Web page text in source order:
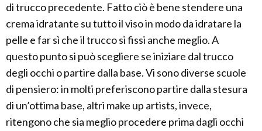
di trucco precedente. Fatto ciò è bene stendere una
crema idratante su tutto il viso in modo da idratare la
pelle e far sì che il trucco si fissi anche meglio. A
questo punto si può scegliere se iniziare dal trucco
degli occhi o partire dalla base. Vi sono diverse scuole
di pensiero: in molti preferiscono partire dalla stesura
di un’ottima base, altri make up artists, invece,
ritengono che sia meglio procedere prima dagli occhi